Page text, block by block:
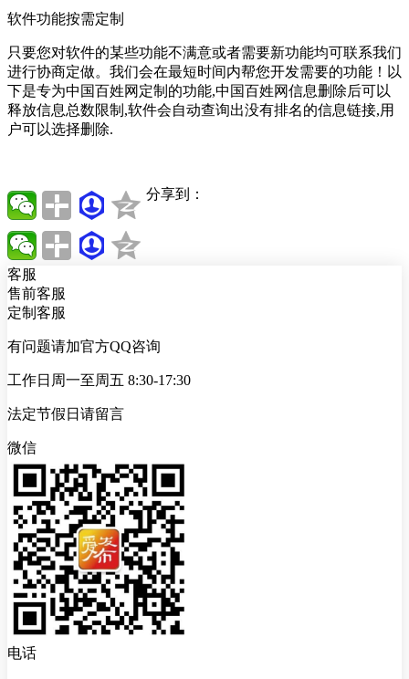
软件功能按需定制
只要您对软件的某些功能不满意或者需要新功能均可联系我们
进行协商定做。我们会在最短时间内帮您开发需要的功能！以
下是专为中国百姓网定制的功能,中国百姓网信息删除后可以
释放信息总数限制,软件会自动查询出没有排名的信息链接,用
户可以选择删除.
分享到：
客服
售前客服
定制客服
有问题请加官方QQ咨询
工作日周一至周五 8:30-17:30
法定节假日请留言
微信
电话